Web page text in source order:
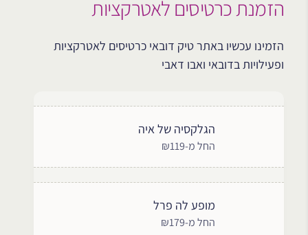
הזמנת כרטיסים לאטרקציות
הזמינו עכשיו באתר טיק דובאי כרטיסים לאטרקציות
ופעילויות בדובאי ואבו דאבי
הגלקסיה של איה
החל מ-₪119
מופע לה פרל
החל מ-₪179